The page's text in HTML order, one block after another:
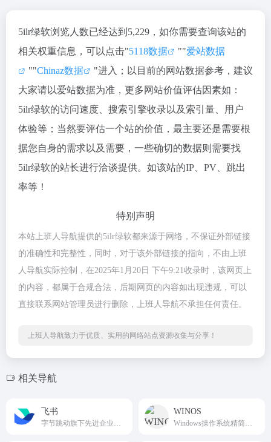
5ilr绿软浏览人数已经达到5,229，如你需要查询该站的
相关权重信息，可以点击"5118数据 ""爱站数据
""Chinaz数据
"进入；以目前的网站数据参考，建议
大家请以爱站数据为准，更多网站价值评估因素如：
5ilr绿软的访问速度、搜索引擎收录以及索引量、用户
体验等；当然要评估一个站的价值，最主要还是需要根
据您自身的需求以及需要，一些确切的数据则需要找
5ilr绿软的站长进行洽谈提供。如该站的IP、PV、跳出
率等！
特别声明
本站上班人导航提供的5ilr绿软都来源于网络，不保证外部链接
的准确性和完整性，同时，对于该外部链接的指向，不由上班
人导航实际控制，在2025年1月20日 下午9:21收录时，该网页上
的内容，都属于合规合法，后期网页的内容如出现违规，可以
直接联系网站管理员进行删除，上班人导航不承担任何责任。
上班人导航致力于优质、实用的网络站点资源收集与分享！
相关导航
飞书 WINOS